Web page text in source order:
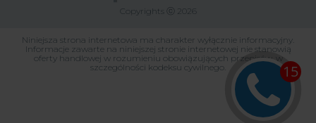
Copyrights ⓒ 2026
Niniejsza strona internetowa ma charakter wyłącznie informacyjny.
Informacje zawarte na niniejszej stronie internetowej nie stanowią
oferty handlowej w rozumieniu obowiązujących przepisów, w
szczególności kodeksu cywilnego.